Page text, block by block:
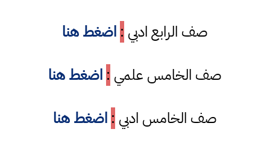
صف الرابع ادبي : اضغط هنا
صف الخامس علمي : اضغط هنا
صف الخامس ادبي : اضغط هنا